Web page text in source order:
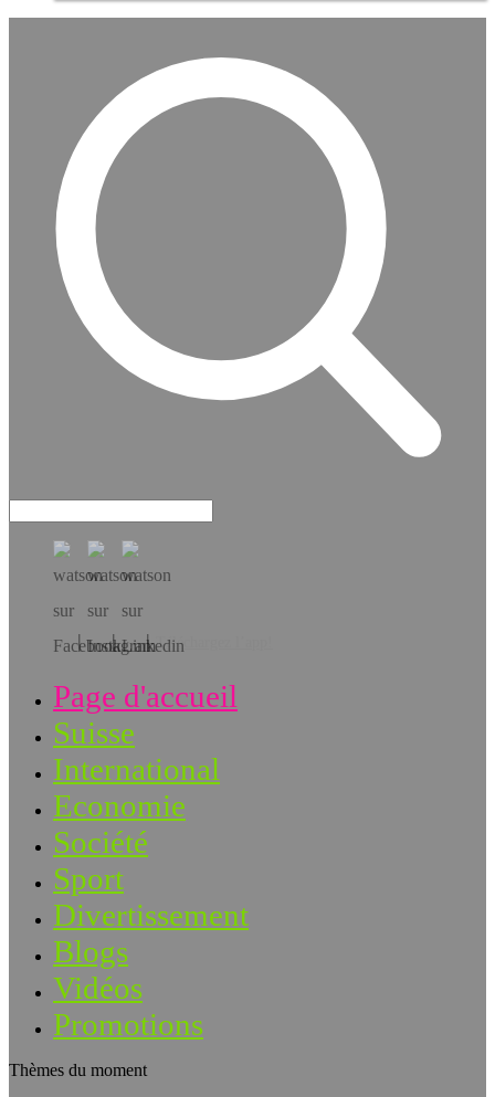
Téléchargez l’app!
Page d'accueil
Suisse
International
Economie
Société
Sport
Divertissement
Blogs
Vidéos
Promotions
Thèmes du moment